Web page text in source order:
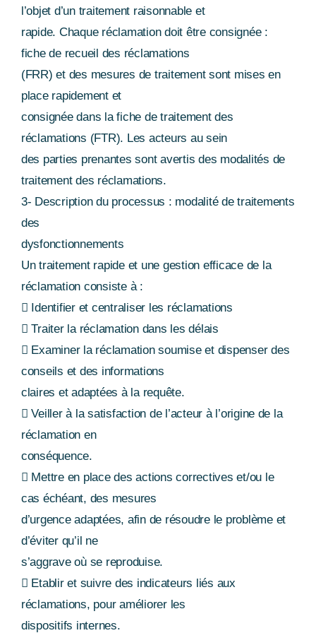
l’objet d’un traitement raisonnable et
rapide. Chaque réclamation doit être consignée :
fiche de recueil des réclamations
(FRR) et des mesures de traitement sont mises en
place rapidement et
consignée dans la fiche de traitement des
réclamations (FTR). Les acteurs au sein
des parties prenantes sont avertis des modalités de
traitement des réclamations.
3- Description du processus : modalité de traitements
des
dysfonctionnements
Un traitement rapide et une gestion efficace de la
réclamation consiste à :
 Identifier et centraliser les réclamations
 Traiter la réclamation dans les délais
 Examiner la réclamation soumise et dispenser des
conseils et des informations
claires et adaptées à la requête.
 Veiller à la satisfaction de l’acteur à l’origine de la
réclamation en
conséquence.
 Mettre en place des actions correctives et/ou le
cas échéant, des mesures
d’urgence adaptées, afin de résoudre le problème et
d’éviter qu’il ne
s’aggrave où se reproduise.
 Etablir et suivre des indicateurs liés aux
réclamations, pour améliorer les
dispositifs internes.